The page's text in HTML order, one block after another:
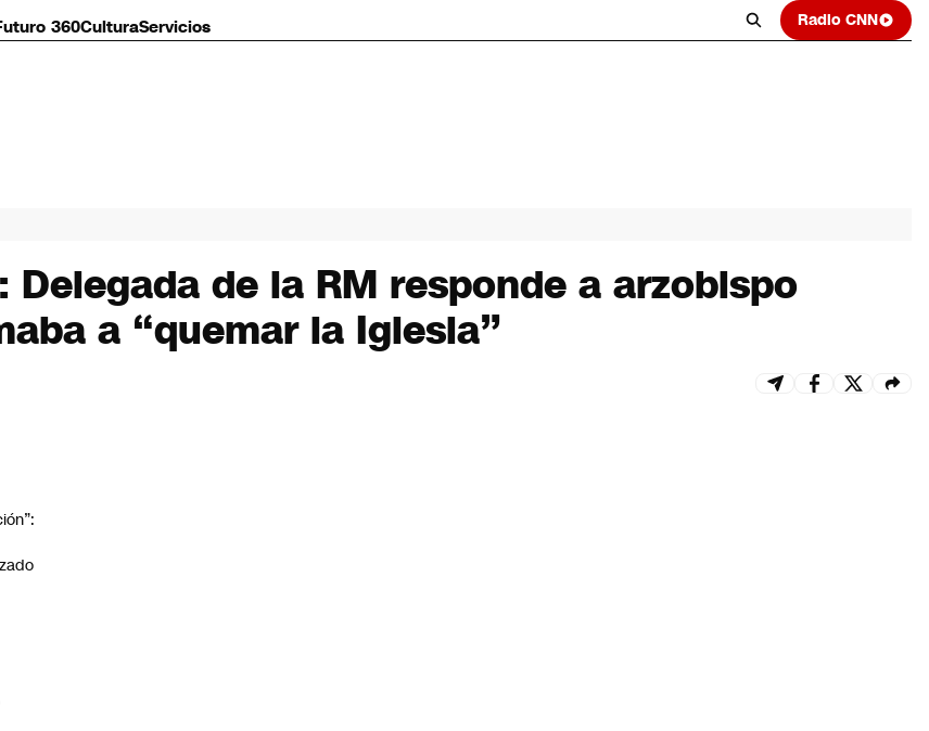
360CulturaServicios Radio CNN
de la RM responde a arzobispo
a “quemar la Iglesia”